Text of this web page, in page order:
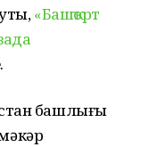
«Башҡорт
башлығы